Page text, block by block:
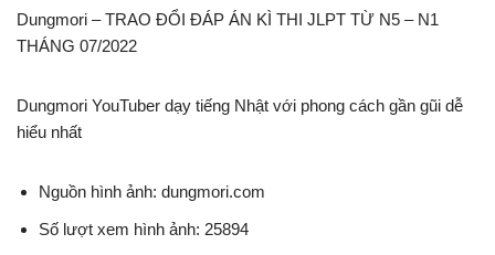
Dungmori – TRAO ĐỔI ĐÁP ÁN KÌ THI JLPT TỪ N5 – N1
THÁNG 07/2022
Dungmori YouTuber dạy tiếng Nhật với phong cách gần gũi dễ
hiểu nhất
Nguồn hình ảnh: dungmori.com
Số lượt xem hình ảnh: 25894